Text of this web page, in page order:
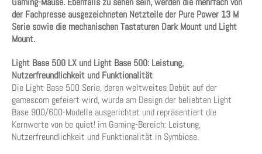
der Fachpresse ausgezeichneten Netzteile der Pure Power 13 M
Serie sowie die mechanischen Tastaturen Dark Mount und Light
Mount.
Light Base 500 LX und Light Base 500: Leistung,
Nutzerfreundlichkeit und Funktionalität
Die Light Base 500 Serie, deren weltweites Debüt auf der
gamescom gefeiert wird, wurde am Design der beliebten Light
Base 900/600-Modelle ausgerichtet und repräsentiert die
Kernwerte von be quiet! im Gaming-Bereich: Leistung,
Nutzerfreundlichkeit und Funktionalität in Symbiose.